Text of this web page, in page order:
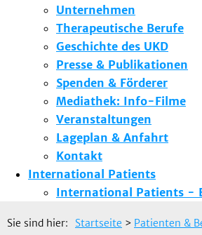
Unternehmen
Therapeutische Berufe
Geschichte des UKD
Presse & Publikationen
Spenden & Förderer
Mediathek: Info-Filme
Veranstaltungen
Lageplan & Anfahrt
Kontakt
International Patients
International Patients -
Sie sind hier: Startseite > Patienten &